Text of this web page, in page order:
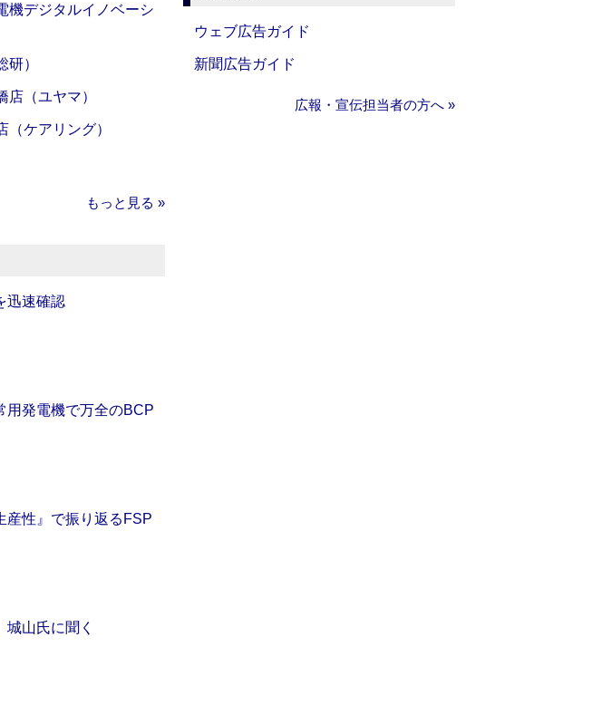
機デジタルイノベーシ
）
（ユヤマ）
ケアリング）
もっと見る »
迅速確認
用発電機で万全のBCP
産性』で振り返るFSP
山氏に聞く
ウェブ広告ガイド
新聞広告ガイド
広報・宣伝担当者の方へ »